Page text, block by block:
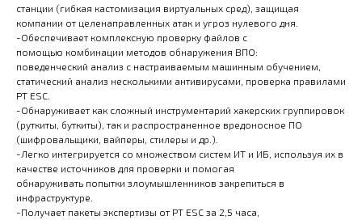
станции (гибкая кастомизация виртуальных сред), защищая
компании от целенаправленных атак и угроз нулевого дня.
-Обеспечивает комплексную проверку файлов с
помощью комбинации методов обнаружения ВПО:
поведенческий анализ с настраиваемым машинным обучением,
статический анализ несколькими антивирусами, проверка правилами
PT ESC.
-Обнаруживает как сложный инструментарий хакерских группировок
(руткиты, буткиты), так и распространенное вредоносное ПО
(шифровальщики, вайперы, стилеры и др.).
-Легко интегрируется со множеством систем ИТ и ИБ, используя их в
качестве источников для проверки и помогая
обнаруживать попытки злоумышленников закрепиться в
инфраструктуре.
-Получает пакеты экспертизы от PT ESC за 2,5 часа,